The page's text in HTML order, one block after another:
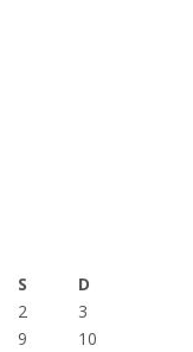
S
D
2
3
9
10